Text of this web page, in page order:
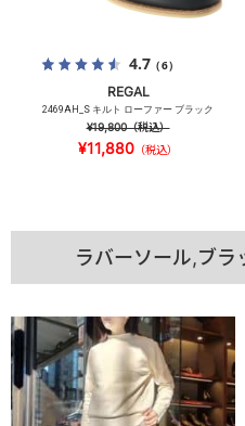
4.7（6）
REGAL
2469AH_S キルト ローファー ブラック
¥19,800（税込）
¥11,880 （税込）
ラバーソール,ブラ